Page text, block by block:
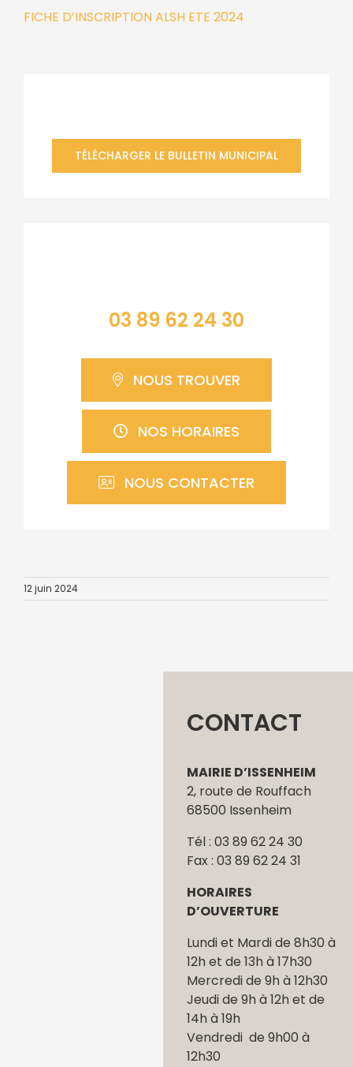
FICHE D’INSCRIPTION ALSH ETE 2024
TÉLÉCHARGER LE BULLETIN MUNICIPAL
03 89 62 24 30
NOUS TROUVER
NOS HORAIRES
NOUS CONTACTER
12 juin 2024
CONTACT
MAIRIE D’ISSENHEIM
2, route de Rouffach
68500 Issenheim
Tél : 03 89 62 24 30
Fax : 03 89 62 24 31
HORAIRES
D’OUVERTURE
Lundi et Mardi de 8h30 à
12h et de 13h à 17h30
Mercredi de 9h à 12h30
Jeudi de 9h à 12h et de
14h à 19h
Vendredi de 9h00 à
12h30